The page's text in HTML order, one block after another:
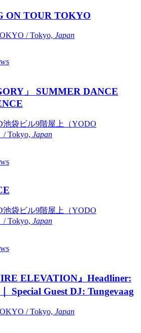
ON TOUR TOKYO
/ Tokyo, Japan
」 SUMMER DANCE
池袋ビル9階屋上（YODO
/ Tokyo, Japan
池袋ビル9階屋上（YODO
/ Tokyo, Japan
ELEVATION』Headliner:
Special Guest DJ: Tungevaag
/ Tokyo, Japan